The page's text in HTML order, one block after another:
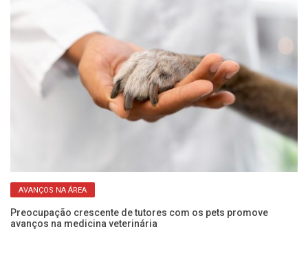
AVANÇOS NA ÁREA
Preocupação crescente de tutores com os pets promove
avanços na medicina veterinária